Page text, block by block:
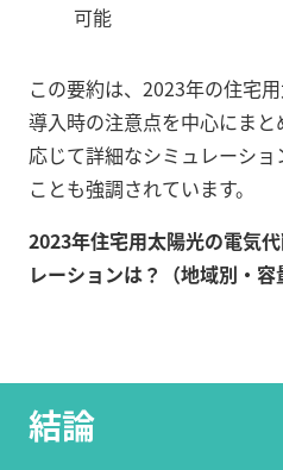
可能
この要約は、2023年の住宅
導入時の注意点を中心にま
応じて詳細なシミュレーシ
ことも強調されています。
2023年住宅用太陽光の電気
レーションは？（地域別・容
結論